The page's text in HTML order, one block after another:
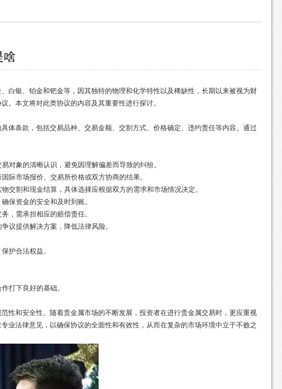
啥
白银、铂金和钯金等，因其独特的物理和化学特性以及稀缺性，长期以来被视为财
。本文将对此类协议的内容及其重要性进行探讨。
体条款，包括交易品种、交易金额、交割方式、价格确定、违约责任等内容。通过
对象的清晰认识，避免因理解偏差而导致的纠纷。
际市场报价、交易所价格或双方协商的结果。
割和现金结算，具体选择应根据双方的需求和市场情况决定。
保资金的安全和及时到账。
，需承担相应的赔偿责任。
议提供解决方案，降低法律风险。
护合法权益。
打下良好的基础。
性和安全性。随着贵金属市场的不断发展，投资者在进行贵金属交易时，更应重视
业法律意见，以确保协议的全面性和有效性，从而在复杂的市场环境中立于不败之